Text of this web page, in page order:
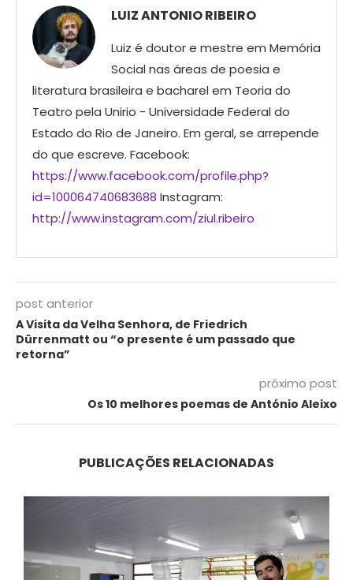
LUIZ ANTONIO RIBEIRO
Luiz é doutor e mestre em Memória
Social nas áreas de poesia e
literatura brasileira e bacharel em Teoria do
Teatro pela Unirio - Universidade Federal do
Estado do Rio de Janeiro. Em geral, se arrepende
do que escreve. Facebook:
https://www.facebook.com/profile.php?
id=100064740683688 Instagram:
http://www.instagram.com/ziul.ribeiro
post anterior
A Visita da Velha Senhora, de Friedrich
Dürrenmatt ou “o presente é um passado que
retorna”
próximo post
Os 10 melhores poemas de António Aleixo
PUBLICAÇÕES RELACIONADAS